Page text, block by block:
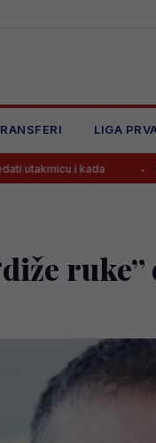
LIGA
Vlahović stiže u
ruke”